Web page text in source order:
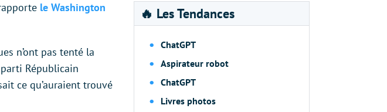
le Washington
n’ont pas tenté la
Républicain
ce qu’auraient trouvé
🔥 Les Tendances
ChatGPT
Aspirateur robot
ChatGPT
Livres photos